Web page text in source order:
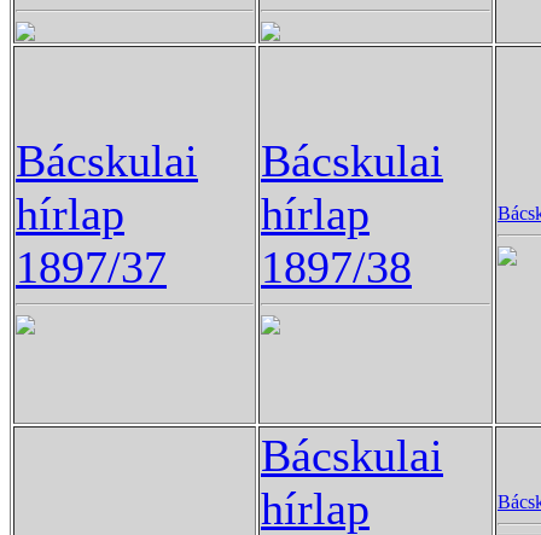
Bácskulai
hírlap
1897/37
Bácskulai
hírlap
1897/38
Bácskulai
hírlap